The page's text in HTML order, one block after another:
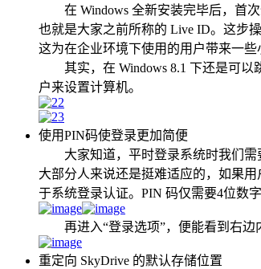
在 Windows 全新安装完毕后，首次
也就是大家之前所称的 Live ID。这步操
这为在企业环境下使用的用户带来一
其实，在 Windows 8.1 下还是可以
户来设置计算机。
使用PIN码使登录更加简便
大家知道，平时登录系统时我们需要
大部分人来说还是挺难适应的，如果
于系统登录认证。PIN 码仅需要4位数
再进入“登录选项”，便能看到右边
重定向 SkyDrive 的默认存储位置